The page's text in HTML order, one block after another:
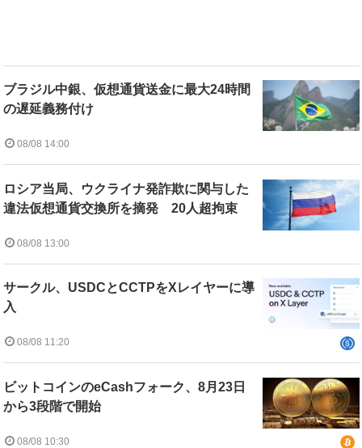
ブラジル中銀、仮想通貨送金に最大24時間
の遅延義務付け
08/08 14:00
ロシア当局、ウクライナ発詐欺に関与した
違法仮想通貨交換所を摘発 20人超拘束
08/08 13:00
サークル、USDCとCCTPをXレイヤーに導
入
08/08 11:20
ビットコインのeCashフォーク、8月23日
から3段階で開始
08/08 10:30